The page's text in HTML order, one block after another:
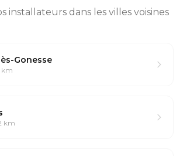
installateurs dans les villes voisines
Gonesse
km
km